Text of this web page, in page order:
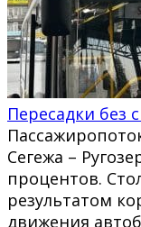
Пересадки без
Сегежа –
процентов.
результатом
движения